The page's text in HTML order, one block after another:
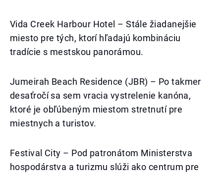
Vida Creek Harbour Hotel – Stále žiadanejšie
miesto pre tých, ktorí hľadajú kombináciu
tradície s mestskou panorámou.
Jumeirah Beach Residence (JBR) – Po takmer
desaťročí sa sem vracia vystrelenie kanóna,
ktoré je obľúbeným miestom stretnutí pre
miestnych a turistov.
Festival City – Pod patronátom Ministerstva
hospodárstva a turizmu slúži ako centrum pre